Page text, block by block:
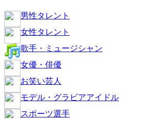
男性タレント
女性タレント
歌手・ミュージシャン
女優・俳優
お笑い芸人
モデル・グラビアアイドル
スポーツ選手